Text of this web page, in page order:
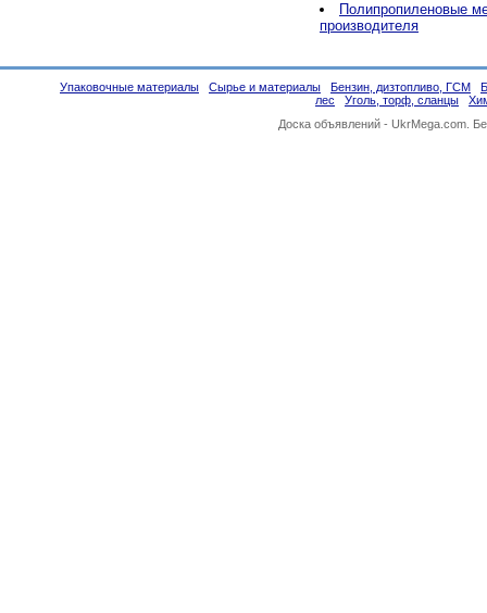
Полипропиленовые
производителя
Упаковочные материалы Сырье и материалы Бензин, дизтопливо, ГСМ
лес
Уголь, торф, сланцы
Доска объявлений - UkrMega.com.